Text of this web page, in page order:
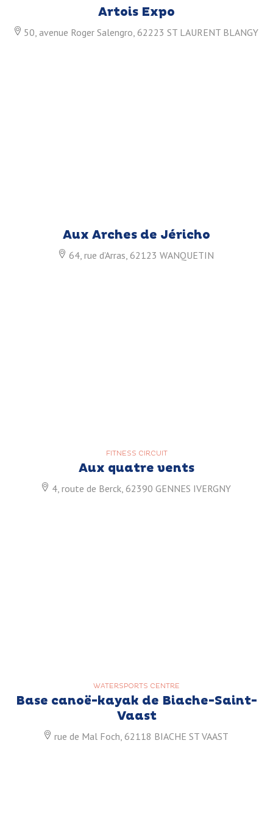
Artois Expo
50, avenue Roger Salengro, 62223 ST LAURENT BLANGY
Aux Arches de Jéricho
64, rue d’Arras, 62123 WANQUETIN
FITNESS CIRCUIT
Aux quatre vents
4, route de Berck, 62390 GENNES IVERGNY
WATERSPORTS CENTRE
Base canoë-kayak de Biache-Saint-
Vaast
rue de Mal Foch, 62118 BIACHE ST VAAST